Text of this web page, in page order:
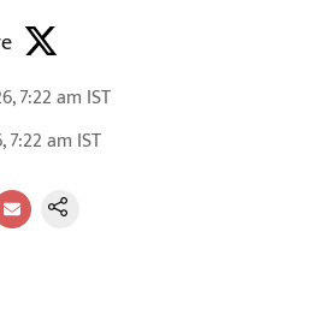
7:22 am IST
7:22 am IST